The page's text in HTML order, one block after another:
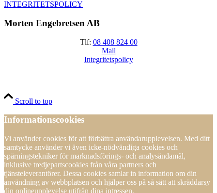
INTEGRITETSPOLICY
Morten Engebretsen AB
Tlf: 08 408 824 00
Mail
Integritetspolicy
Scroll to top
Informationscookies
Vi använder cookies för att förbättra användarupplevelsen. Med ditt
samtycke använder vi även icke-nödvändiga cookies och
spårningstekniker för marknadsförings- och analysändamål,
inklusive tredjepartscookies från våra partners och
tjänsteleverantörer. Dessa cookies samlar in information om din
användning av webbplatsen och hjälper oss på så sätt att skräddarsy
din onlineupplevelse utifrån dina intressen.